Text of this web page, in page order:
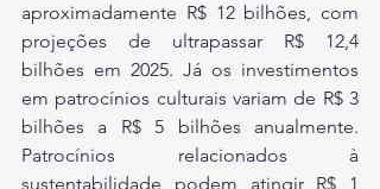
aproximadamente R$ 12 bilhões, com
projeções de ultrapassar R$ 12,4
bilhões em 2025. Já os investimentos
em patrocínios culturais variam de R$ 3
bilhões a R$ 5 bilhões anualmente.
Patrocínios relacionados à
sustentabilidade podem atingir R$ 1